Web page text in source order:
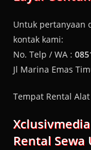
Untuk pertanyaan
kontak kami:
No. Telp / WA :
Jl Marina Emas
Tempat Rental
Rental